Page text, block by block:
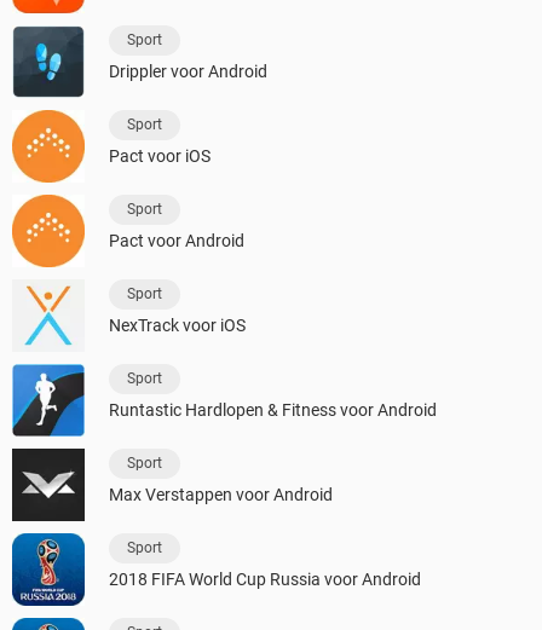
Sport
Drippler voor Android
Sport
Pact voor iOS
Sport
Pact voor Android
Sport
NexTrack voor iOS
Sport
Runtastic Hardlopen & Fitness voor Android
Sport
Max Verstappen voor Android
Sport
2018 FIFA World Cup Russia voor Android